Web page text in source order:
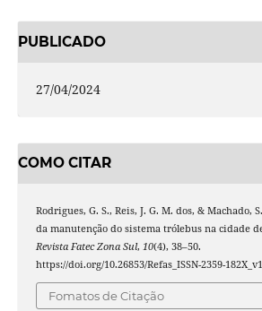
PUBLICADO
27/04/2024
COMO CITAR
Rodrigues, G. S., Reis, J. G. M. dos, & Machado,
da manutenção do sistema trólebus na cidade
Revista Fatec Zona Sul, 10(4), 38–50.
https://doi.org/10.26853/Refas_ISSN-2359-
Fomatos de Citação